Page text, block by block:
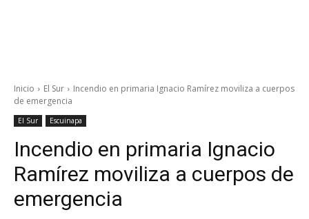
Inicio El Sur
Incendio en primaria Ignacio Ramírez moviliza a cuerpos
de emergencia
El Sur Escuinapa
Incendio en primaria Ignacio
Ramírez moviliza a cuerpos de
emergencia